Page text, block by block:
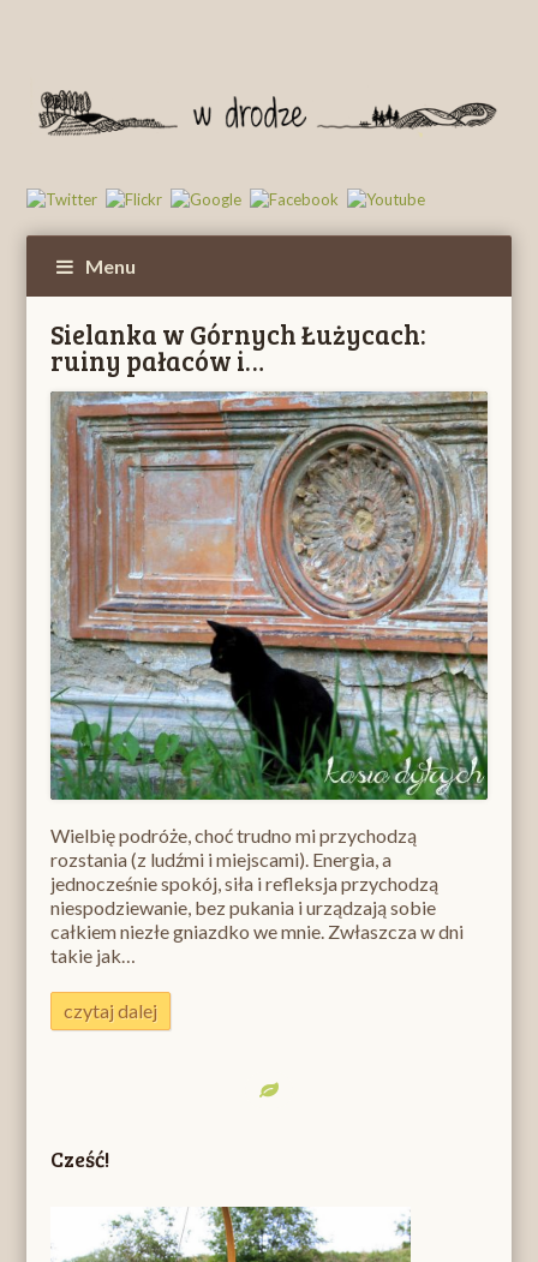
Menu
Sielanka w Górnych Łużycach:
ruiny pałaców i…
Wielbię podróże, choć trudno mi przychodzą
rozstania (z ludźmi i miejscami). Energia, a
jednocześnie spokój, siła i refleksja przychodzą
niespodziewanie, bez pukania i urządzają sobie
całkiem niezłe gniazdko we mnie. Zwłaszcza w dni
takie jak…
czytaj dalej
Cześć!